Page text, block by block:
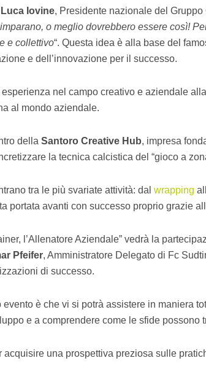
Luca Iovine, Presidente nazionale del
o meglio dovrebbero essere così!
e collettivo“. Questa idea è alla base del
e dell’innovazione per il successo.
nel campo creativo e aziendale
al mondo aziendale.
della Santoro Creative Hub, impresa
la tecnica calcistica del “gioco a
tra le più svariate attività: dal wrapping
portata avanti con successo proprio grazie
l’Allenatore Aziendale” vedrà la
Pfeifer, Amministratore Delegato di Fc
di successo.
è che vi si potrà assistere in maniera
e a comprendere come le sfide
acquisire una prospettiva preziosa sulle